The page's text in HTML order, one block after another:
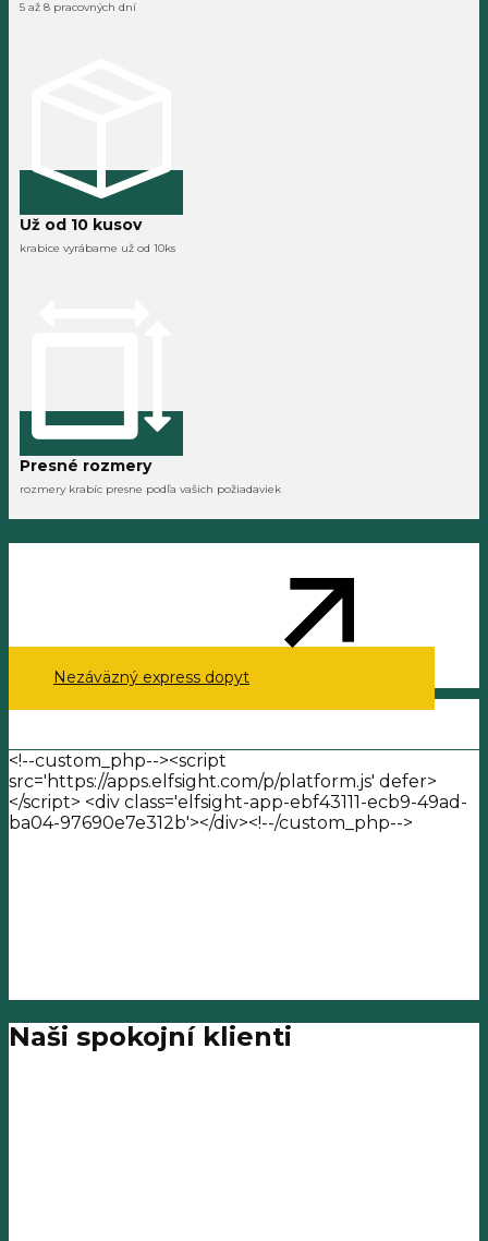
5 až 8 pracovných dní
Už od 10 kusov
krabice vyrábame už od 10ks
Presné rozmery
rozmery krabíc presne podľa vašich požiadaviek
Nezáväzný express dopyt
<!--custom_php--><script
src='https://apps.elfsight.com/p/platform.js' defer>
</script> <div class='elfsight-app-ebf43111-ecb9-49ad-
ba04-97690e7e312b'></div><!--/custom_php-->
Naši spokojní klienti